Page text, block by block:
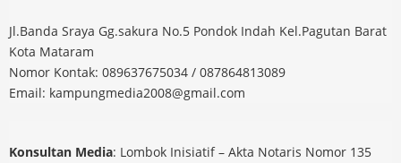
Jl.Banda Sraya Gg.sakura No.5 Pondok Indah Kel.Pagutan Barat
Kota Mataram
Nomor Kontak: 089637675034 / 087864813089
Email: kampungmedia2008@gmail.com
Konsultan Media: Lombok Inisiatif – Akta Notaris Nomor 135